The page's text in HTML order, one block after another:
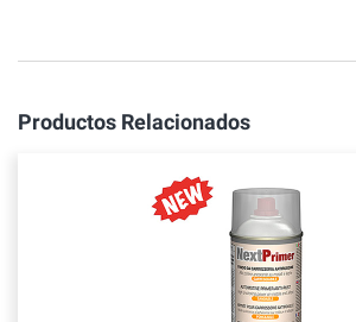
Productos Relacionados